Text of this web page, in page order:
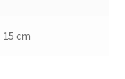
15 cm